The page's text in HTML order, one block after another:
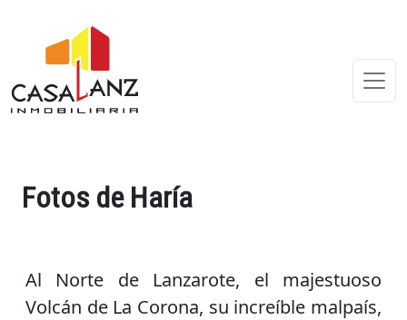
Fotos de Haría
Al Norte de Lanzarote, el majestuoso
Volcán de La Corona, su increíble malpaís,